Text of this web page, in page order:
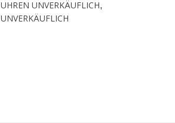
UHREN UNVERKÄUFLICH,
UNVERKÄUFLICH